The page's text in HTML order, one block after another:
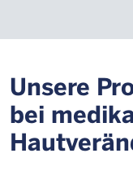
Unsere
bei